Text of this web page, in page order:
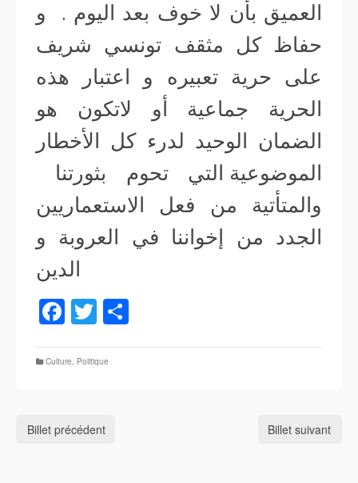
العميق بأن لا خوف بعد اليوم . و
حفاظ كل مثقف تونسي شريف
على حرية تعبيره و اعتبار هذه
الحرية جماعية أو لاتكون هو
الضمان الوحيد لدرء كل الأخطار
الموضوعية التي تحوم بثورتنا
والمتأتية من فعل الاستعماريين
الجدد من إخواننا في العروبة و
الدين
Facebook
Twitter
Culture, Politique
Billet précédent Billet suivant